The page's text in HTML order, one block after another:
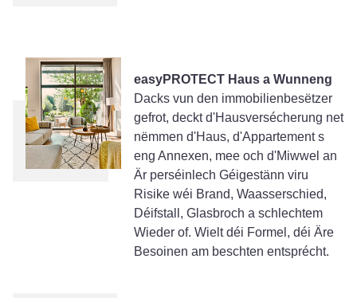
easyPROTECT Haus a Wunneng
Dacks vun den immobilienbesëtzer
gefrot, deckt d'Hausversécherung net
nëmmen d'Haus, d'Appartement s
eng Annexen, mee och d'Miwwel an
Är perséinlech Géigestänn viru
Risike wéi Brand, Waasserschied,
Déifstall, Glasbroch a schlechtem
Wieder of. Wielt déi Formel, déi Äre
Besoinen am beschten entsprécht.